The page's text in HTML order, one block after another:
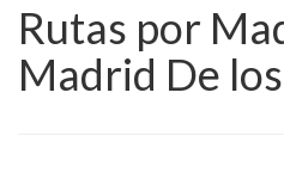
Rutas por
Madrid De